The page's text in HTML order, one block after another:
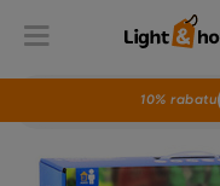
10% rabatu